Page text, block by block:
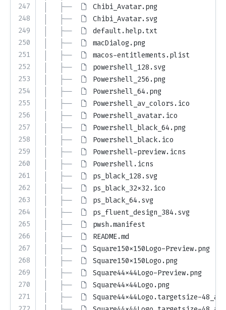
247
248
249
250
251
252
253
254
255
256
257
258
259
260
261
262
263
264
265
266
267
268
269
270
271
│   ├──
Chibi_Avatar.png
│   ├──
Chibi_Avatar.svg
│   ├──
default.help.txt
│   ├──
macDialog.png
│   ├──
macos-entitlements.plist
│   ├──
powershell_128.svg
│   ├──
Powershell_256.png
│   ├──
Powershell_64.png
│   ├──
Powershell_av_colors.ico
│   ├──
Powershell_avatar.ico
│   ├──
Powershell_black_64.png
│   ├──
Powershell_black.ico
│   ├──
Powershell-preview.icns
│   ├──
Powershell.icns
│   ├──
ps_black_128.svg
│   ├──
ps_black_32x32.ico
│   ├──
ps_black_64.svg
│   ├──
ps_fluent_design_384.svg
│   ├──
pwsh.manifest
│   ├──
README.md
│   ├──
Square150x150Logo-Preview.png
│   ├──
Square150x150Logo.png
│   ├──
Square44x44Logo-Preview.png
│   ├──
Square44x44Logo.png
│   ├──
Square44x44Logo.targetsize-